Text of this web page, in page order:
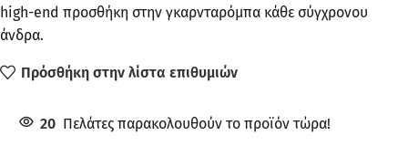
high-end προσθήκη στην γκαρνταρόμπα κάθε σύγχρονου
άνδρα.
Πρόσθήκη στην λίστα επιθυμιών
20 Πελάτες παρακολουθούν το προϊόν τώρα!